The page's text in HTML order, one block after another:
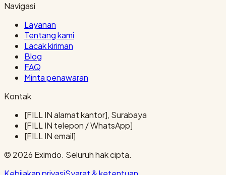
Navigasi
Layanan
Tentang kami
Lacak kiriman
Blog
FAQ
Minta penawaran
Kontak
[FILL IN alamat kantor], Surabaya
[FILL IN telepon / WhatsApp]
[FILL IN email]
© 2026 Eximdo. Seluruh hak cipta.